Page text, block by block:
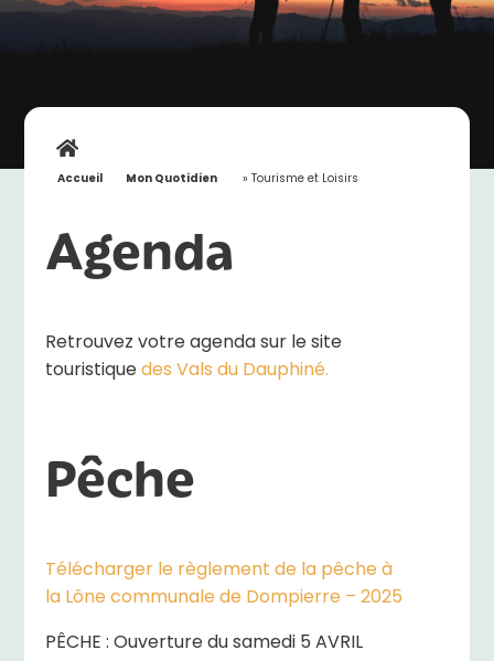
Accueil »
Mon Quotidien » Tourisme et Loisirs
Agenda
Retrouvez votre agenda sur le site
touristique des Vals du Dauphiné.
Pêche
Télécharger le règlement de la pêche à
la Lône communale de Dompierre – 2025
PÊCHE : Ouverture du samedi 5 AVRIL